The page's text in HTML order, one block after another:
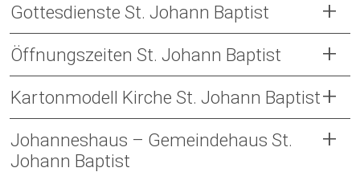
Gottesdienste St. Johann Baptist
Öffnungszeiten St. Johann Baptist
Kartonmodell Kirche St. Johann Baptist
Johanneshaus – Gemeindehaus St.
Johann Baptist